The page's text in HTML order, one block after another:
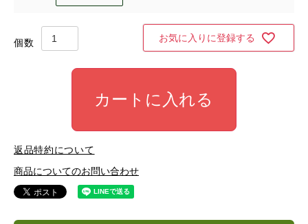
お気に入りに登録する
カートに入れる
返品特約について
商品についてのお問い合わせ